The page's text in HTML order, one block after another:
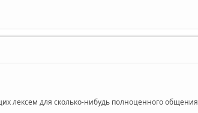
лексем для сколько-нибудь полноценного